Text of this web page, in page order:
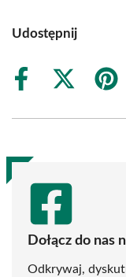
Udostępnij
Share
Share
(Twitter)
Dołącz do nas
Odkrywaj,